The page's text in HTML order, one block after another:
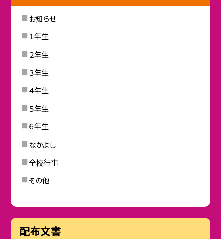
お知らせ
１年生
２年生
３年生
４年生
５年生
６年生
なかよし
全校行事
その他
配布文書